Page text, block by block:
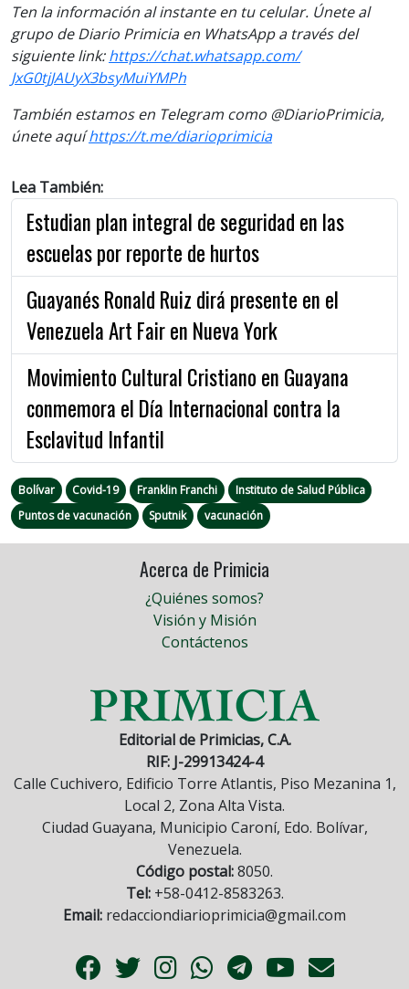
Ten la información al instante en tu celular. Únete al
grupo de Diario Primicia en WhatsApp a través del
siguiente link: https://chat.whatsapp.com/
JxG0tjJAUyX3bsyMuiYMPh
También estamos en Telegram como @DiarioPrimicia,
únete aquíhttps://t.me/diarioprimicia
Lea También:
Estudian plan integral de seguridad en las
escuelas por reporte de hurtos
Guayanés Ronald Ruiz dirá presente en el
Venezuela Art Fair en Nueva York
Movimiento Cultural Cristiano en Guayana
conmemora el Día Internacional contra la
Esclavitud Infantil
Bolívar Covid-19 Franklin Franchi
Instituto de Salud Pública
Puntos de vacunación
Sputnik vacunación
Acerca de Primicia
¿Quiénes somos?
Visión y Misión
Contáctenos
Editorial de Primicias, C.A.
RIF: J-29913424-4
Calle Cuchivero, Edificio Torre Atlantis, Piso Mezanina 1,
Local 2, Zona Alta Vista.
Ciudad Guayana, Municipio Caroní, Edo. Bolívar,
Venezuela.
Código postal:8050.
Tel:+58-0412-8583263.
Email: redacciondiarioprimicia@gmail.com